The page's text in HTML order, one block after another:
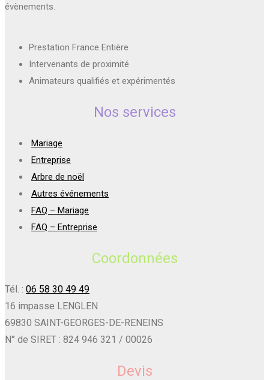
évènements.
Prestation France Entière
Intervenants de proximité
Animateurs qualifiés et expérimentés
Nos services
Mariage
Entreprise
Arbre de noël
Autres événements
FAQ – Mariage
FAQ – Entreprise
Coordonnées
Tél. : 06 58 30 49 49
16 impasse LENGLEN
69830 SAINT-GEORGES-DE-RENEINS
N° de SIRET : 824 946 321 / 00026
Devis